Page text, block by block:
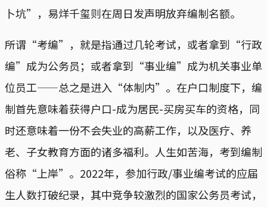
卜坑”，易烊千玺则在周日发声明放弃编制名额。
所谓“考编”，就是指通过几轮考试，或者拿到“行政
编”成为公务员；或者拿到“事业编”成为机关事业单
位员工——总之是进入“体制内”。在户口制度下，编
制首先意味着获得户口-成为居民-买房买车的资格，同
时还意味着一份不会失业的高薪工作，以及医疗、养
老、子女教育方面的诸多福利。人生如苦海，考到编制
俗称“上岸”。2022年，参加行政/事业编考试的应届
生人数打破纪录，其中竞争较激烈的国家公务员考试，